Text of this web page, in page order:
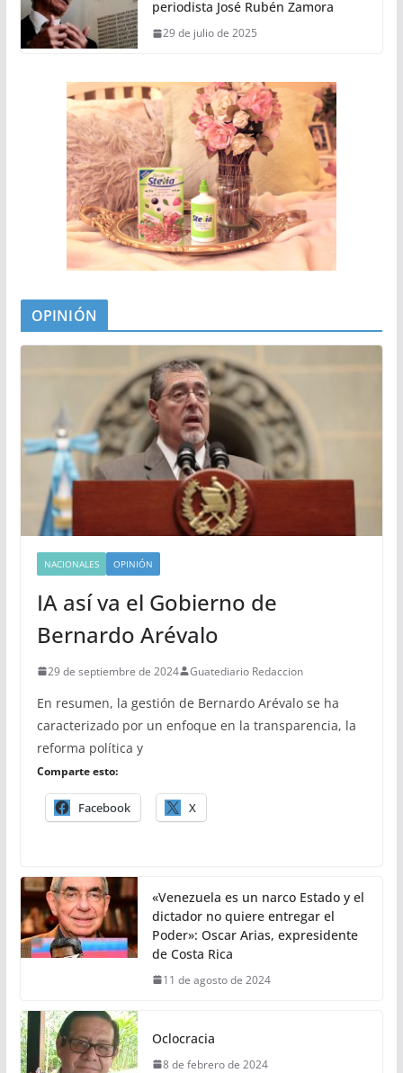
periodista José Rubén Zamora
29 de julio de 2025
OPINIÓN
NACIONALES OPINIÓN
IA así va el Gobierno de
Bernardo Arévalo
29 de septiembre de 2024 Guatediario Redaccion
En resumen, la gestión de Bernardo Arévalo se ha
caracterizado por un enfoque en la transparencia, la
reforma política y
Comparte esto:
Facebook X
«Venezuela es un narco Estado y el
dictador no quiere entregar el
Poder»: Oscar Arias, expresidente
de Costa Rica
11 de agosto de 2024
Oclocracia
8 de febrero de 2024